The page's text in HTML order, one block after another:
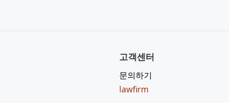
고객센터
문의하기
lawfirm